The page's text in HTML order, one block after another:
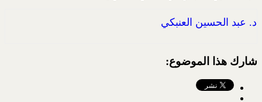
د. عبد الحسين العنبكي
شارك هذا الموضوع: